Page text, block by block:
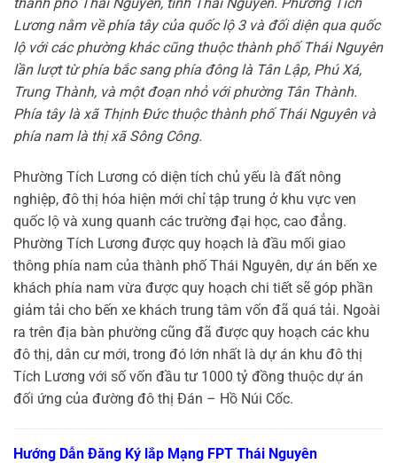
Lương nằm về phía tây của quốc lộ 3 và đối diện qua quốc
lộ với các phường khác cũng thuộc thành phố Thái Nguyên
lần lượt từ phía bắc sang phía đông là Tân Lập, Phú Xá,
Trung Thành, và một đoạn nhỏ với phường Tân Thành.
Phía tây là xã Thịnh Đức thuộc thành phố Thái Nguyên và
phía nam là thị xã Sông Công.
Phường Tích Lương có diện tích chủ yếu là đất nông
nghiệp, đô thị hóa hiện mới chỉ tập trung ở khu vực ven
quốc lộ và xung quanh các trường đại học, cao đẳng.
Phường Tích Lương được quy hoạch là đầu mối giao
thông phía nam của thành phố Thái Nguyên, dự án bến xe
khách phía nam vừa được quy hoạch chi tiết sẽ góp phần
giảm tải cho bến xe khách trung tâm vốn đã quá tải. Ngoài
ra trên địa bàn phường cũng đã được quy hoạch các khu
đô thị, dân cư mới, trong đó lớn nhất là dự án khu đô thị
Tích Lương với số vốn đầu tư 1000 tỷ đồng thuộc dự án
đối ứng của đường đô thị Đán – Hồ Núi Cốc.
Hướng Dẫn Đăng Ký lắp Mạng FPT Thái Nguyên